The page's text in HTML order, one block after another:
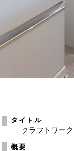
タイトル
クラフトワーク
概要